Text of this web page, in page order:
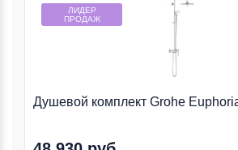
ЛИДЕР
ПРОДАЖ
Душевой комплект Grohe